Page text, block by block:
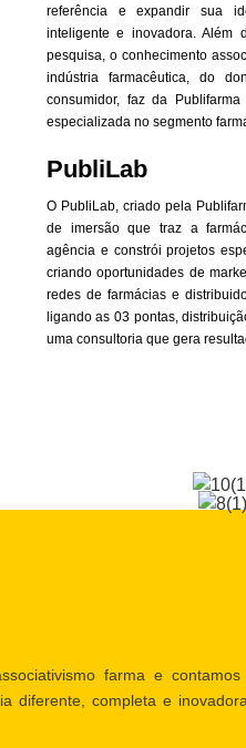
referência e expandir sua
inteligente e inovadora. Além
pesquisa, o conhecimento
indústria farmacêutica, do
consumidor, faz da
especializada no segmento
PubliLab
O PubliLab, criado pela
de imersão que traz a
agência e constrói projetos
criando oportunidades de
redes de farmácias e
ligando as 03 pontas,
uma consultoria que gera
farma e
diferente, completa e